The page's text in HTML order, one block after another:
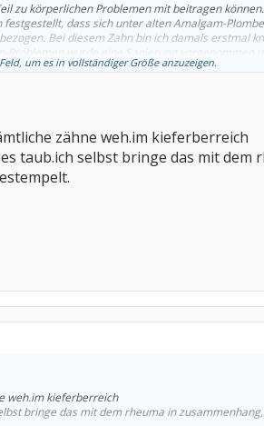
zu körperlichen Problemen mit beitragen
dass sich unter alten Amalgam-
Bei diesem Zahn bin ich damals erstmal
Problemen wurde eine Sanierung vorgenommen
und heute merke ich manchmal wieder
dass sich auch diese Region
aufgewacht bin, hat sich außer dem Rücken,
Eure Rheumaschmerzen größer sind? Wäre
um es in vollständiger Größe anzuzeigen.
zähne weh.im kieferberreich
taub.ich selbst bringe das mit
weh.im kieferberreich
bringe das mit dem rheuma in